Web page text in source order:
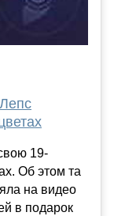
19-
Об этом та
на видео
в подарок